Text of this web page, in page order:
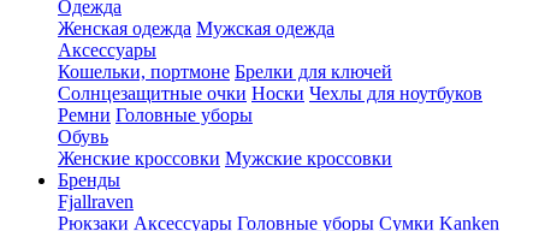
Одежда
Женская одежда Мужская одежда
Аксессуары
Кошельки, портмоне Брелки для ключей
Солнцезащитные очки Носки Чехлы для ноутбуков
Ремни Головные уборы
Обувь
Женские кроссовки Мужские кроссовки
Бренды
Fjallraven
Рюкзаки Аксессуары Головные уборы Сумки Kanken